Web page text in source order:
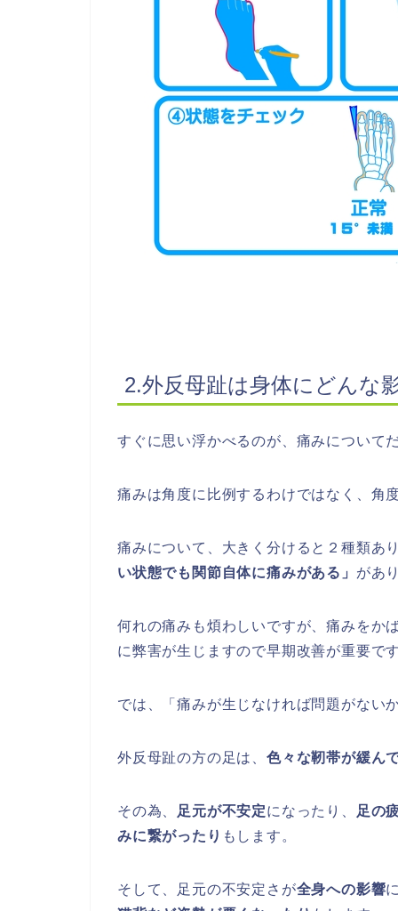
2.外反母趾は身体にどんな
すぐに思い浮かべるのが、痛みについて
痛みは角度に比例するわけではなく、角
痛みについて、大きく分けると２種類あ
い状態でも関節自体に痛みがある」 があ
何れの痛みも煩わしいですが、痛みをか
に弊害が生じますので早期改善が重要で
では、「痛みが生じなければ問題がない
外反母趾の方の足は、 色々な靭帯が緩ん
その為、 足元が不安定になったり、
足の
みに繋がったり もします。
そして、足元の不安定さが全身への影響